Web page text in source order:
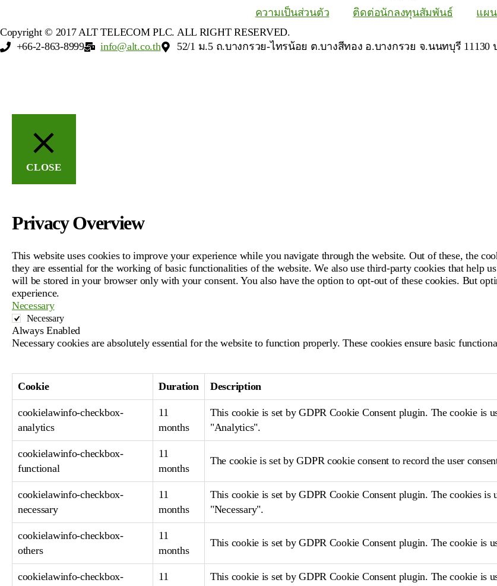
ความเป็นส่วนตัว ติดต่อนักลงทุนสัมพันธ์
แผ
Copyright © 2017 ALT TELECOM PLC. ALL RIGHT RESERVED.
+66-2-863-8999
info@alt.co.th 52/1 ม.5 ถ.บางกรวย-ไทรน้อย ต.บางสีทอง อ.บางกรวย จ.นนทบุรี 11130
CLOSE
Privacy Overview
This website uses cookies to improve your experience while you navigate through the website. Out of these, the
they are essential for the working of basic functionalities of the website. We also use third-party cookies that help
will be stored in your browser only with your consent. You also have the option to opt-out of these cookies. But
experience.
Necessary
Necessary
Always Enabled
Necessary cookies are absolutely essential for the website to function properly. These cookies ensure basic
Cookie Duration Description
cookielawinfo-checkbox-
analytics
11
months
This cookie is set by GDPR Cookie Consent plugin. The cookie is
"Analytics".
cookielawinfo-checkbox-
functional
11
months
The cookie is set by GDPR cookie consent to record the user
cookielawinfo-checkbox-
necessary
11
months
This cookie is set by GDPR Cookie Consent plugin. The cookies is
"Necessary".
cookielawinfo-checkbox-
others
11
months
This cookie is set by GDPR Cookie Consent plugin. The cookie is
cookielawinfo-checkbox-
11
This cookie is set by GDPR Cookie Consent plugin. The cookie is